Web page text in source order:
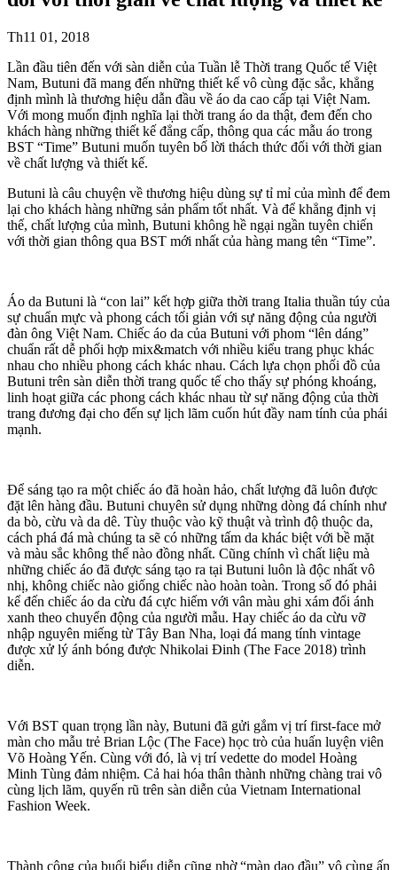
Th11 01, 2018
Lần đầu tiên đến với sàn diễn của Tuần lễ Thời trang Quốc tế Việt
Nam, Butuni đã mang đến những thiết kế vô cùng đặc sắc, khẳng
định mình là thương hiệu dẫn đầu về áo da cao cấp tại Việt Nam.
Với mong muốn định nghĩa lại thời trang áo da thật, đem đến cho
khách hàng những thiết kế đẳng cấp, thông qua các mẫu áo trong
BST “Time” Butuni muốn tuyên bố lời thách thức đối với thời gian
về chất lượng và thiết kế.
Butuni là câu chuyện về thương hiệu dùng sự tỉ mỉ của mình để đem
lại cho khách hàng những sản phẩm tốt nhất. Và để khẳng định vị
thế, chất lượng của mình, Butuni không hề ngại ngần tuyên chiến
với thời gian thông qua BST mới nhất của hàng mang tên “Time”.
Áo da Butuni là “con lai” kết hợp giữa thời trang Italia thuần túy của
sự chuẩn mực và phong cách tối giản với sự năng động của người
đàn ông Việt Nam. Chiếc áo da của Butuni với phom “lên dáng”
chuẩn rất dễ phối hợp mix&match với nhiều kiểu trang phục khác
nhau cho nhiều phong cách khác nhau. Cách lựa chọn phối đồ của
Butuni trên sàn diễn thời trang quốc tế cho thấy sự phóng khoáng,
linh hoạt giữa các phong cách khác nhau từ sự năng động của thời
trang đương đại cho đến sự lịch lãm cuốn hút đầy nam tính của phái
mạnh.
Để sáng tạo ra một chiếc áo đã hoàn hảo, chất lượng đã luôn được
đặt lên hàng đầu. Butuni chuyên sử dụng những dòng đá chính như
da bò, cừu và da dê. Tùy thuộc vào kỹ thuật và trình độ thuộc da,
cách phá đá mà chúng ta sẽ có những tấm da khác biệt với bề mặt
và màu sắc không thể nào đồng nhất. Cũng chính vì chất liệu mà
những chiếc áo đã được sáng tạo ra tại Butuni luôn là độc nhất vô
nhị, không chiếc nào giống chiếc nào hoàn toàn. Trong số đó phải
kể đến chiếc áo da cừu đá cực hiếm với vân màu ghi xám đổi ánh
xanh theo chuyển động của người mẫu. Hay chiếc áo da cừu vỡ
nhập nguyên miếng từ Tây Ban Nha, loại đá mang tính vintage
được xử lý ánh bóng được Nhikolai Đinh (The Face 2018) trình
diễn.
Với BST quan trọng lần này, Butuni đã gửi gắm vị trí first-face mở
màn cho mẫu trẻ Brian Lộc (The Face) học trò của huấn luyện viên
Võ Hoàng Yến. Cùng với đó, là vị trí vedette do model Hoàng
Minh Tùng đảm nhiệm. Cả hai hóa thân thành những chàng trai vô
cùng lịch lãm, quyến rũ trên sàn diễn của Vietnam International
Fashion Week.
Thành công của buổi biểu diễn cũng nhờ “màn dạo đầu” vô cùng ấn